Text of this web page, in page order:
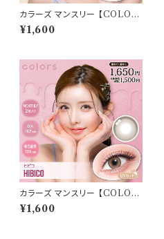
カラーズ マンスリー 【COLOR：
ミスティーグレー】 【1箱2枚入】【
一条響 イメージモデル 】 韓国
トレンズ
¥1,600
カラーズ マンスリー 【COLOR：
ヒビコ】 【1箱2枚入】【 一条響 イ
メージモデル 】 韓国系レンズ c
¥1,600